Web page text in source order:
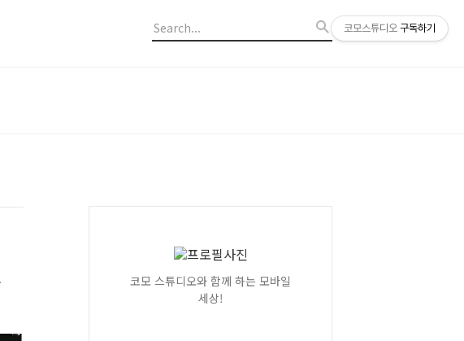
코모 스튜디오와 함께 하는 모바일
세상!
코모스튜디오 구독하기